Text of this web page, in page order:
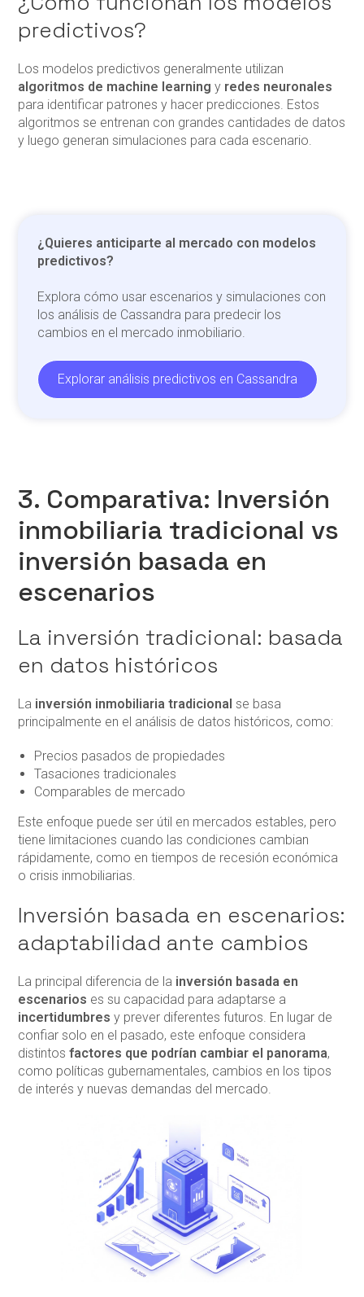
predictivos?
Los modelos predictivos generalmente utilizan
algoritmos de machine learning y redes neuronales
para identificar patrones y hacer predicciones. Estos
algoritmos se entrenan con grandes cantidades de datos
y luego generan simulaciones para cada escenario.
¿Quieres anticiparte al mercado con modelos
predictivos?
Explora cómo usar escenarios y simulaciones con
los análisis de Cassandra para predecir los
cambios en el mercado inmobiliario.
Explorar análisis predictivos en Cassandra
3. Comparativa: Inversión
inmobiliaria tradicional vs
inversión basada en
escenarios
La inversión tradicional: basada
en datos históricos
La inversión inmobiliaria tradicional se basa
principalmente en el análisis de datos históricos, como:
Precios pasados de propiedades
Tasaciones tradicionales
Comparables de mercado
Este enfoque puede ser útil en mercados estables, pero
tiene limitaciones cuando las condiciones cambian
rápidamente, como en tiempos de recesión económica
o crisis inmobiliarias.
Inversión basada en escenarios:
adaptabilidad ante cambios
La principal diferencia de la inversión basada en
escenarios es su capacidad para adaptarse a
incertidumbres y prever diferentes futuros. En lugar de
confiar solo en el pasado, este enfoque considera
distintosfactores que podrían cambiar el panorama,
como políticas gubernamentales, cambios en los tipos
de interés y nuevas demandas del mercado.